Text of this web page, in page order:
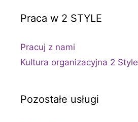
Praca w 2 STYLE
Pracuj z nami
Kultura organizacyjna 2 Style
Pozostałe usługi